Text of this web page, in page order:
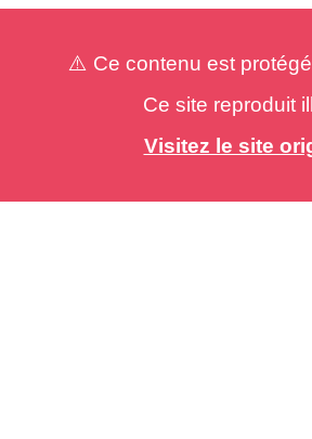
⚠️ Ce contenu est
Ce site reproduit
Visitez le site